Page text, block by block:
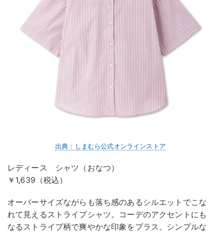
出典：しまむら公式オンラインストア
レディース シャツ（おなつ）
￥1,639（税込）
オーバーサイズながらも落ち感のあるシルエットでこな
れて見えるストライプシャツ。コーデのアクセントにも
なるストライプ柄で爽やかな印象をプラス。シンプルな